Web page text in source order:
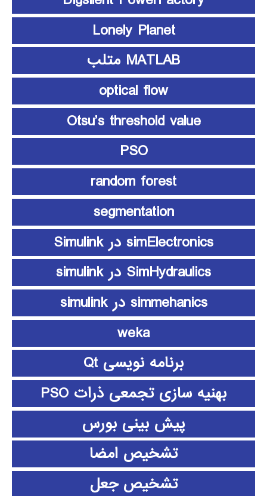
Lonely Planet
MATLAB متلب
optical flow
Otsu’s threshold value
PSO
random forest
segmentation
simElectronics در Simulink
SimHydraulics در simulink
simmehanics در simulink
weka
برنامه نویسی Qt
بهنیه سازی تجمعی ذرات PSO
پیش بینی بورس
تشخیص امضا
تشخیص جعل